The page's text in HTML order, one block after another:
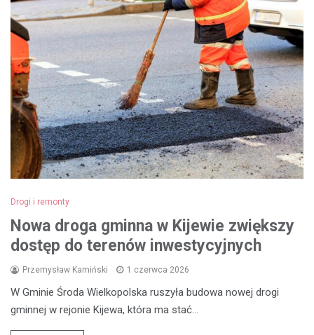
Drogi i remonty
Nowa droga gminna w Kijewie zwiększy
dostęp do terenów inwestycyjnych
Przemysław Kamiński 1 czerwca 2026
W Gminie Środa Wielkopolska ruszyła budowa nowej drogi
gminnej w rejonie Kijewa, która ma stać…